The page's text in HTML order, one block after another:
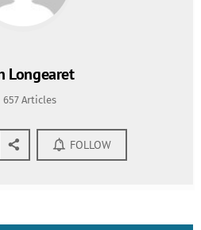
Longearet
657 Articles
FOLLOW